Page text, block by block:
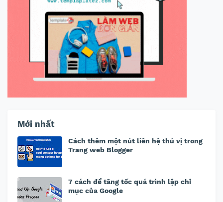
Mới nhất
Cách thêm một nút liên hệ thú vị trong
Trang web Blogger
7 cách để tăng tốc quá trình lập chỉ
mục của Google